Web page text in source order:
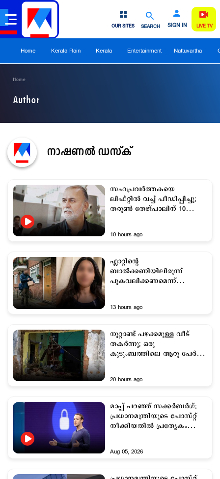
SEARCH SIGN IN
OUR SITES LIVE TV
Home Kerala Rain Kerala Entertainment Nattuvartha
Home
Author
നാഷണല്‍ ഡസ്ക്
സഹപ്രവർത്തകയെ
ലിഫ്റ്റിൽ വച്ച് പീഡിപ്പിച്ചു;
തരുൺ തേജ്‌പാലിന് 10
10 hours ago
ഫ്ലാറ്റിന്റെ
ബാല്‍ക്കണിയിലിരുന്ന്
പുകവലിക്കണമെന്ന്
ദുരനുഭവം
13 hours ago
നൂറ്റാണ്ട് പഴക്കമുള്ള വീട്
തകര്‍ന്നു; ഒരു
കുടുംബത്തിലെ ആറു പേർ
20 hours ago
മാപ്പ് പറഞ്ഞ് സക്കര്‍ബര്‍ഗ്;
പ്രധാനമന്ത്രിയുടെ പോസ്റ്റ്
നീക്കിയതില്‍ പ്രത്യേകം
Aug 05, 2026